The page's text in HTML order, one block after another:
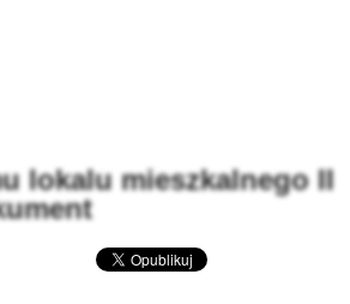
lokalu mieszkalnego II